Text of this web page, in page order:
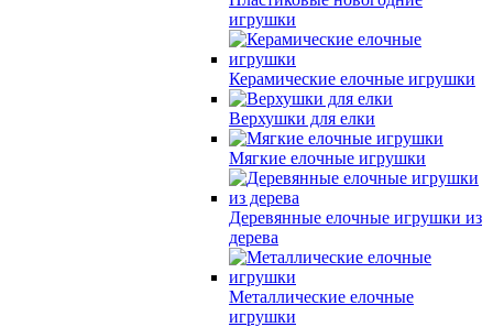
игрушки
Керамические елочные игрушки
Верхушки для елки
Мягкие елочные игрушки
Деревянные елочные игрушки из
дерева
Металлические елочные
игрушки